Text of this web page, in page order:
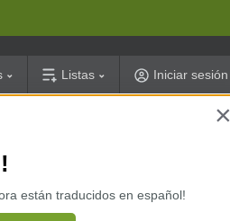
Listas Iniciar sesión
×
están traducidos en español!